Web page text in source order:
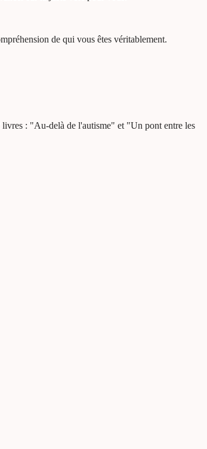
de qui vous êtes véritablement.
livres : "Au-delà de l'autisme" et "Un pont entre les